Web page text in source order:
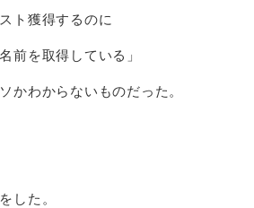
ト獲得するのに
前を取得している」
かわからないものだった。
した。